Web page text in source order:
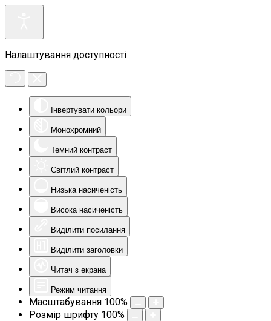
Налаштування доступності
Інвертувати кольори
Монохромний
Темний контраст
Світлий контраст
Низька насиченість
Висока насиченість
Виділити посилання
Виділити заголовки
Читач з екрана
Режим читання
Масштабування 100%
Розмір шрифту 100%